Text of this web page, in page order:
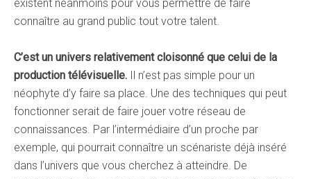
existent néanmoins pour vous permettre de faire
connaître au grand public tout votre talent.
C’est un univers relativement cloisonné que celui de la
production télévisuelle. Il n’est pas simple pour un
néophyte d’y faire sa place. Une des techniques qui peut
fonctionner serait de faire jouer votre réseau de
connaissances. Par l’intermédiaire d’un proche par
exemple, qui pourrait connaître un scénariste déjà inséré
dans l’univers que vous cherchez à atteindre. De